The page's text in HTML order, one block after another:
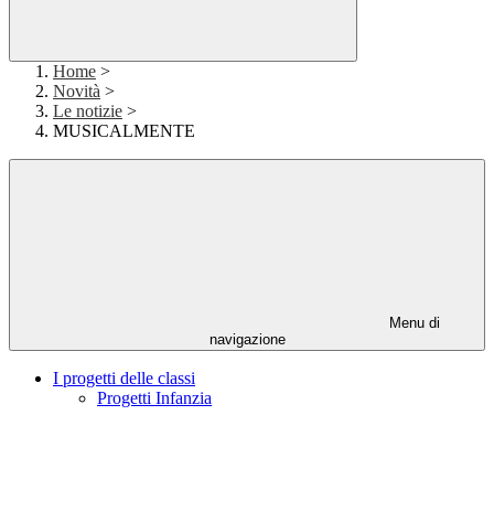
Home >
Novità >
Le notizie >
MUSICALMENTE
Menu di
navigazione
I progetti delle classi
Progetti Infanzia